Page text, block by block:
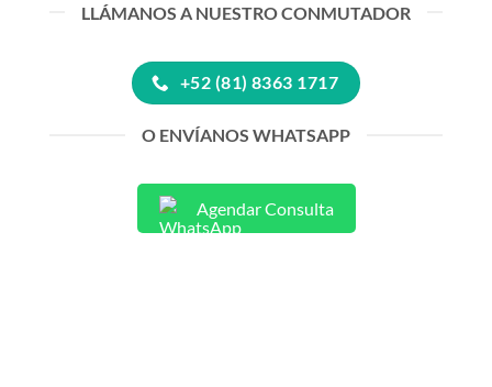
LLÁMANOS A NUESTRO CONMUTADOR
+52 (81) 8363 1717
O ENVÍANOS WHATSAPP
Agendar Consulta